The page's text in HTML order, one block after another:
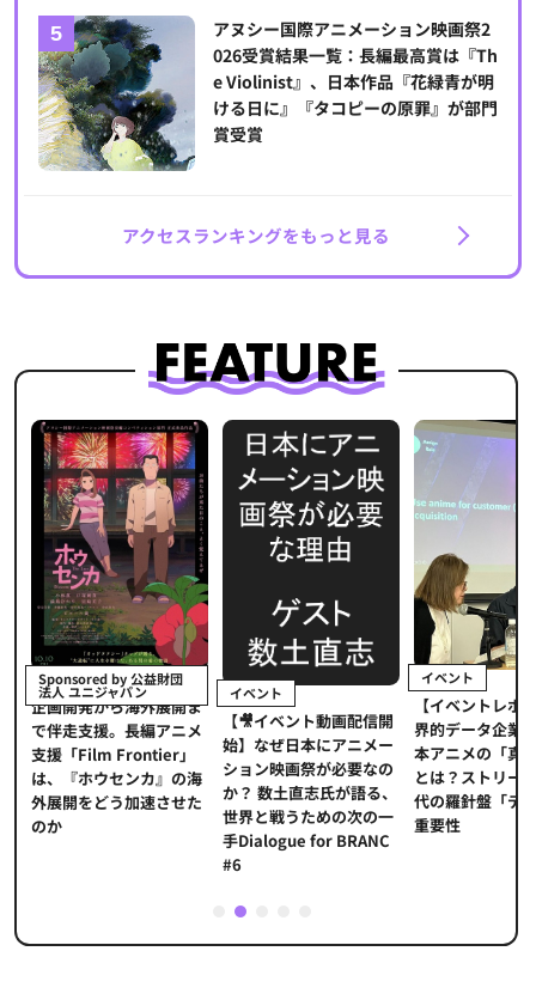
アヌシー国際アニメーション映画祭2
026受賞結果一覧：長編最高賞は『Th
e Violinist』、日本作品『花緑青が明
ける日に』『タコピーの原罪』が部門
賞受賞
アクセスランキングをもっと見る
Sponsored by 公益財団
法人 ユニジャパン
企画開発から海外展開ま
で伴走支援。長編アニメ
支援「Film Frontier」
は、『ホウセンカ』の海
外展開をどう加速させた
のか
イベント
【🎥イベント動画配信開
始】なぜ日本にアニメー
ション映画祭が必要なの
か？ 数土直志氏が語る、
世界と戦うための次の一
手Dialogue for BRANC
#6
イベント
【イベントレポ
界的データ企業
本アニメの「真
とは？ストリー
代の羅針盤「デ
重要性
2